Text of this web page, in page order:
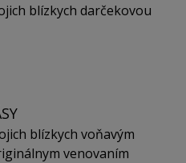
blízkych darčekovou
blízkych voňavým
venovaním